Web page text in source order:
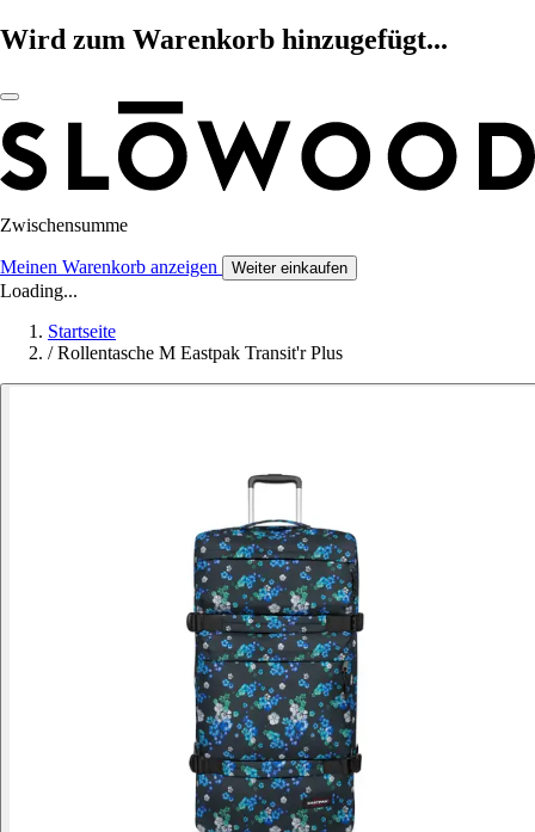
Wird zum Warenkorb hinzugefügt...
Zwischensumme
Meinen Warenkorb anzeigen Weiter einkaufen
Loading...
Startseite
/ Rollentasche M Eastpak Transit'r Plus